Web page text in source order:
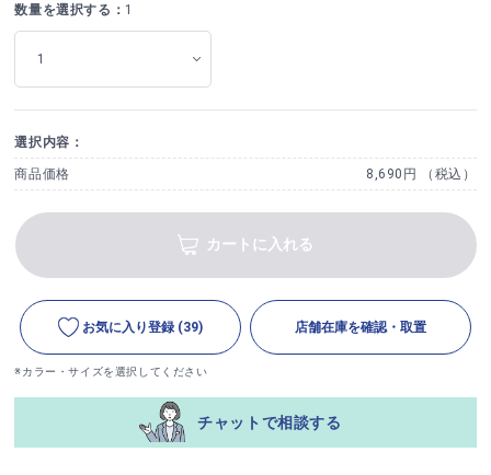
数量を選択する： 1
選択内容：
商品価格 8,690円 （税込）
カートに入れる
お気に入り登録 (39) 店舗在庫を確認・取置
※カラー・サイズを選択してください
チャットで相談する